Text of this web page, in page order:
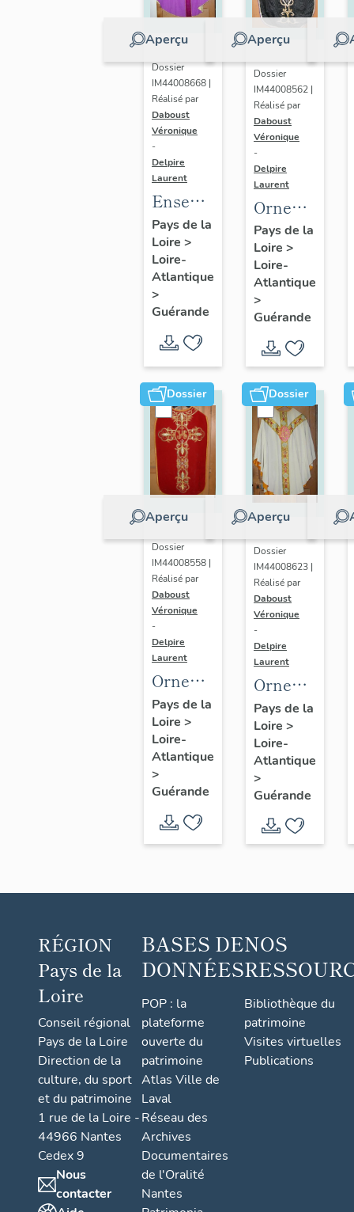
Aperçu
Dossier
IM44008668 |
Réalisé par
Daboust
Véronique
-
Delpire
Laurent
Ensemble
de 3
chasubles
violettes
Pays de la
Loire >
Loire-
Atlantique
>
Guérande
Aperçu
Dossier
IM44008562 |
Réalisé par
Daboust
Véronique
-
Delpire
Laurent
Ornement
noir n°
1 :
chasuble
Pays de la
Loire >
Loire-
Atlantique
>
Guérande
Dossier
Aperçu
Dossier
IM44008558 |
Réalisé par
Daboust
Véronique
-
Delpire
Laurent
Ornement
rouge
n° 9 :
chasuble,
étole,
manipule,
bourse
de
Pays de la
Loire >
Loire-
Atlantique
>
Guérande
Dossier
Aperçu
Dossier
IM44008623 |
Réalisé par
Daboust
Véronique
-
Delpire
Laurent
Ornement
blanc n°
13 :
chasuble
Pays de la
Loire >
Loire-
Atlantique
>
Guérande
RÉGION
Pays de la
Loire
Conseil régional
Pays de la Loire
Direction de la
culture, du sport
et du patrimoine
1 rue de la Loire -
44966 Nantes
Cedex 9
Nous
contacter
BASES DE
DONNÉES
POP : la
plateforme
ouverte du
patrimoine
Atlas Ville de
Laval
Réseau des
Archives
Documentaires
de l'Oralité
Nantes
NOS
Bibliothèque du
patrimoine
Visites virtuelles
Publications